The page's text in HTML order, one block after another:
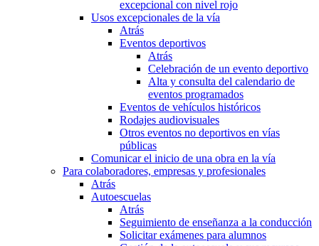
excepcional con nivel rojo
Usos excepcionales de la vía
Atrás
Eventos deportivos
Atrás
Celebración de un evento deportivo
Alta y consulta del calendario de
eventos programados
Eventos de vehículos históricos
Rodajes audiovisuales
Otros eventos no deportivos en vías
públicas
Comunicar el inicio de una obra en la vía
Para colaboradores, empresas y profesionales
Atrás
Autoescuelas
Atrás
Seguimiento de enseñanza a la conducción
Solicitar exámenes para alumnos